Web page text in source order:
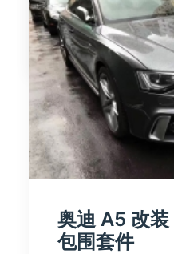
由 时讯改装
奥迪 A5 改
包围套件